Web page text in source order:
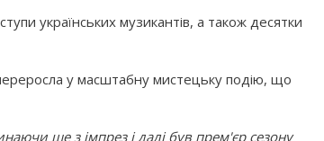
українських музикантів, а також десятки
у масштабну мистецьку подію, що
ще з імпрез і далі був прем'єр сезону